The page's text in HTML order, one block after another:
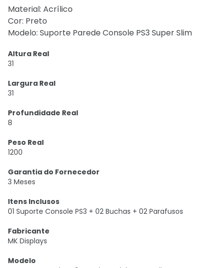
Material: Acrílico
Cor: Preto
Modelo: Suporte Parede Console PS3 Super Slim
Altura Real
31
Largura Real
31
Profundidade Real
8
Peso Real
1200
Garantia do Fornecedor
3 Meses
Itens Inclusos
01 Suporte Console PS3 + 02 Buchas + 02 Parafusos
Fabricante
MK Displays
Modelo